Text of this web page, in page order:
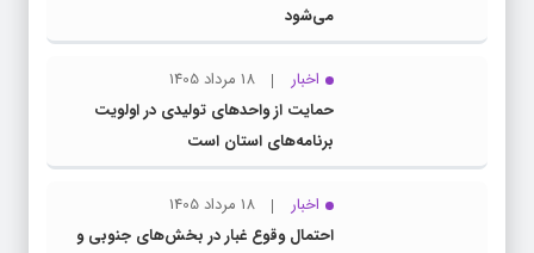
می‌شود
اخبار
18 مرداد 1405
حمایت از واحدهای تولیدی در اولویت
برنامه‌های استان است
اخبار
18 مرداد 1405
احتمال وقوع غبار در بخش‌های جنوبی و